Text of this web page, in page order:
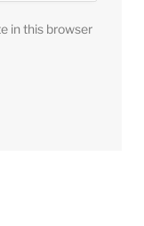
in this browser